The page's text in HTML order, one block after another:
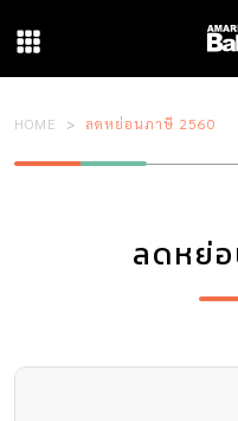
HOME ลดหย่อนภาษี 2560
ลดหย่